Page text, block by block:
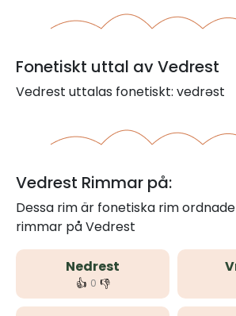
Fonetiskt uttal av Vedrest
Vedrest uttalas fonetiskt: vedrəst
Vedrest Rimmar på:
Dessa rim är fonetiska rim
rimmar på Vedrest
Nedrest
👍 0 👎